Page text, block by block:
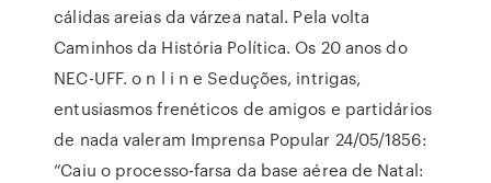
cálidas areias da várzea natal. Pela volta
Caminhos da História Política. Os 20 anos do
NEC-UFF. o n l i n e Seduções, intrigas,
entusiasmos frenéticos de amigos e partidários
de nada valeram Imprensa Popular 24/05/1856:
“Caiu o processo-farsa da base aérea de Natal: